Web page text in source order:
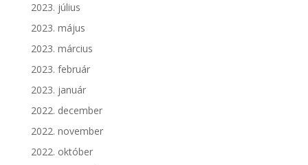
2023. július
2023. május
2023. március
2023. február
2023. január
2022. december
2022. november
2022. október